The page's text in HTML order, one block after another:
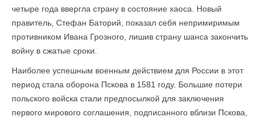
четыре года ввергла страну в состояние хаоса. Новый
правитель, Стефан Баторий, показал себя непримиримым
противником Ивана Грозного, лишив страну шанса закончить
войну в сжатые сроки.
Наиболее успешным военным действием для России в этот
период стала оборона Пскова в 1581 году. Большие потери
польского войска стали предпосылкой для заключения
первого мирового соглашения, подписанного вблизи Пскова,